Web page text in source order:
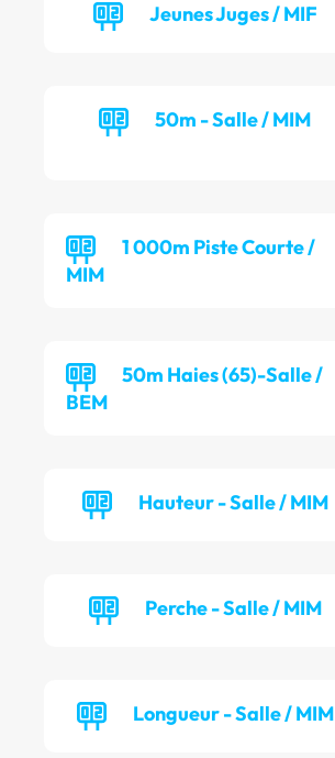
Jeunes Juges / MIF
50m - Salle / MIM
1 000m Piste Courte /
MIM
50m Haies (65)-Salle /
BEM
Hauteur - Salle / MIM
Perche - Salle / MIM
Longueur - Salle / MIM